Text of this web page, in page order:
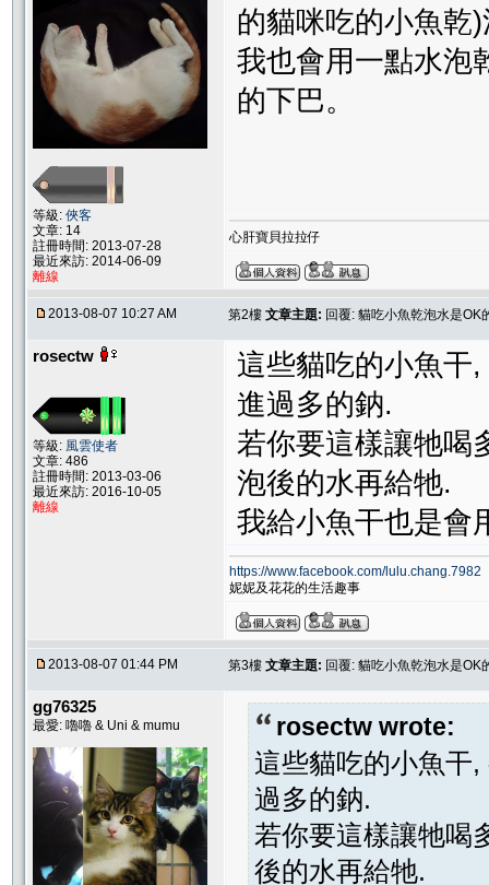
等級: 俠客
文章: 14
註冊時間: 2013-07-28
最近來訪: 2014-06-09
離線
的貓咪吃的小魚乾
我也會用一點水泡
的下巴。
心肝寶貝拉拉仔
2013-08-07 10:27 AM 第2樓 文章主題: 回覆: 貓吃小魚乾泡水是OK
rosectw
等級: 風雲使者
文章: 486
註冊時間: 2013-03-06
最近來訪: 2016-10-05
離線
這些貓吃的小魚干
進過多的鈉.
若你要這樣讓牠喝
泡後的水再給牠.
我給小魚干也是會
https://www.facebook.com/lulu.chang.7982
妮妮及花花的生活趣事
2013-08-07 01:44 PM 第3樓 文章主題: 回覆: 貓吃小魚乾泡水是OK
gg76325
最愛: 嚕嚕 & Uni & mumu rosectw wrote:
這些貓吃的小魚干
過多的鈉.
若你要這樣讓牠喝
後的水再給牠.